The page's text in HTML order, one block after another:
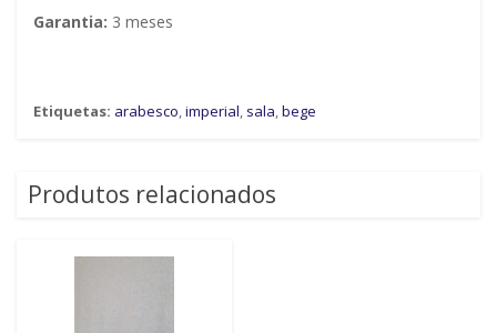
Garantia: 3 meses
Etiquetas: arabesco,imperial, sala,bege
Produtos relacionados